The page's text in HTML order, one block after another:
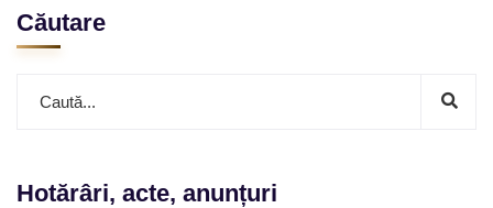
Căutare
Hotărâri, acte, anunțuri